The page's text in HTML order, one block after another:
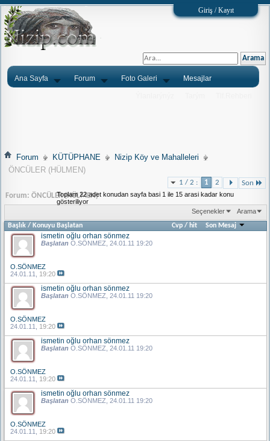
Giriş / Kayıt
Ana Sayfa Forum Foto Galeri Mesajlar
Forum KÜTÜPHANE
Nizip Köy ve Mahalleleri
ÖNCÜLER (HÜLMEN)
1 / 2 : 1 2 Son
Toplam 22 adet konudan sayfa basi 1 ile 15 arasi kadar konu
gösteriliyor
Forum: ÖNCÜLER (HÜLMEN)
Seçenekler Arama
Başlık / Konuyu Başlatan Cvp /hit Son Mesaj
ismetin oğlu orhan sönmez
Başlatan O.SÖNMEZ, 24.01.11 19:20
O.SÖNMEZ
24.01.11, 19:20
ismetin oğlu orhan sönmez
Başlatan O.SÖNMEZ, 24.01.11 19:20
O.SÖNMEZ
24.01.11, 19:20
ismetin oğlu orhan sönmez
Başlatan O.SÖNMEZ, 24.01.11 19:20
O.SÖNMEZ
24.01.11, 19:20
ismetin oğlu orhan sönmez
Başlatan O.SÖNMEZ, 24.01.11 19:20
O.SÖNMEZ
24.01.11,
19:20